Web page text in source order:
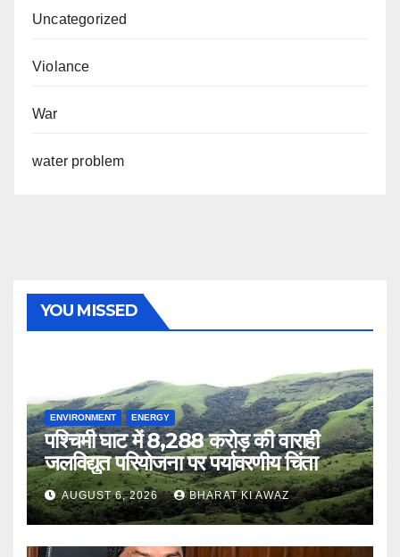
Uncategorized
Violance
War
water problem
YOU MISSED
ENVIRONMENT ENERGY
पश्चिमी घाट में 8,288 करोड़ की वाराही
जलविद्युत परियोजना पर पर्यावरणीय चिंता
AUGUST 6, 2026 BHARAT KI AWAZ